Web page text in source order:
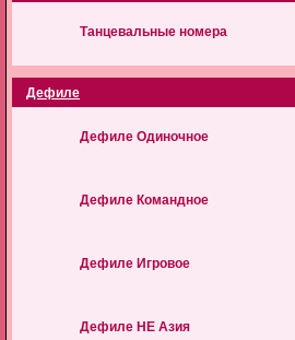
Танцевальные номера
Дефиле
Дефиле Одиночное
Дефиле Командное
Дефиле Игровое
Дефиле НЕ Азия